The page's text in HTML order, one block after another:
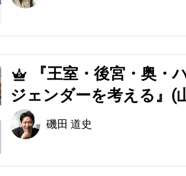
5
『王室・後宮・奥・
ジェンダーを考える』(
磯田 道史